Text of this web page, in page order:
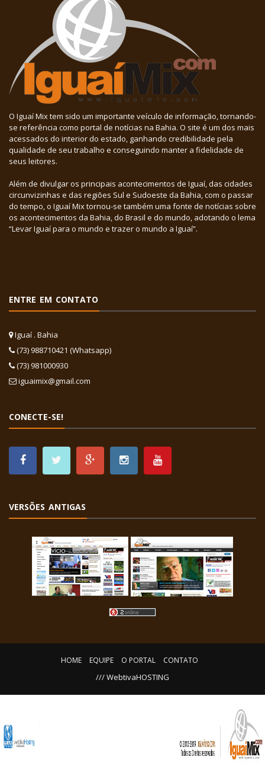
O Iguaí Mix tem sido um importante veículo de informação, tornando-
se referência como portal de notícias na Bahia. O site é um dos mais
acessados do interior do estado, ganhando credibilidade pela
qualidade de seu trabalho e conseguindo manter a fidelidade de
seus leitores.
Além de divulgar os principais acontecimentos de Iguaí, das cidades
circunvizinhas e das regiões Sul e Sudoeste da Bahia, com o passar
do tempo, o Iguaí Mix tornou-se também uma fonte de notícias sobre
os acontecimentos da Bahia, do Brasil e do mundo, adotando o lema
“Levar Iguaí para o mundo e trazer o mundo a Iguaí”.
ENTRE EM CONTATO
Iguaí . Bahia
(73) 988710421 (Whatsapp)
(73) 981000930
iguaimix@gmail.com
CONECTE-SE!
VERSÕES ANTIGAS
HOME EQUIPE O PORTAL CONTATO
/// WebtivaHOSTING